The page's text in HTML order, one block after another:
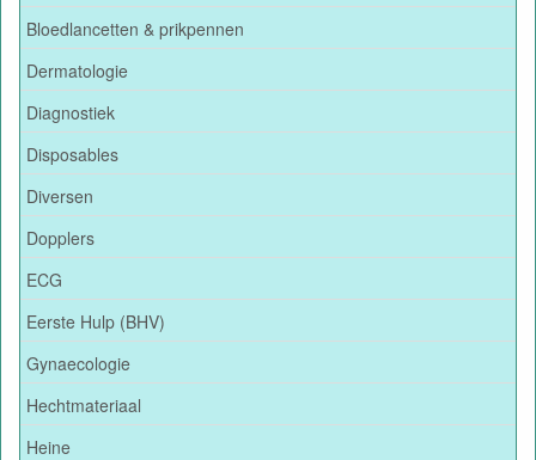
Bloedlancetten & prikpennen
Dermatologie
Diagnostiek
Disposables
Diversen
Dopplers
ECG
Eerste Hulp (BHV)
Gynaecologie
Hechtmateriaal
Heine